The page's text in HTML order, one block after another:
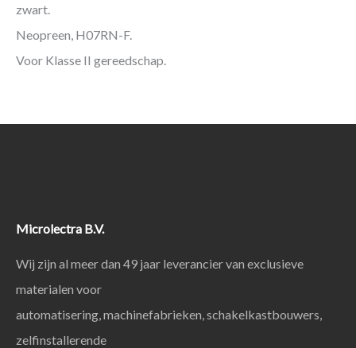
zwart.
Neopreen, H07RN-F.
Voor Klasse II gereedschap.
Microlectra B.V.
Wij zijn al meer dan 49 jaar leverancier van exclusieve
materialen voor
automatisering, machinefabrieken, schakelkastbouwers,
zelfinstallerende